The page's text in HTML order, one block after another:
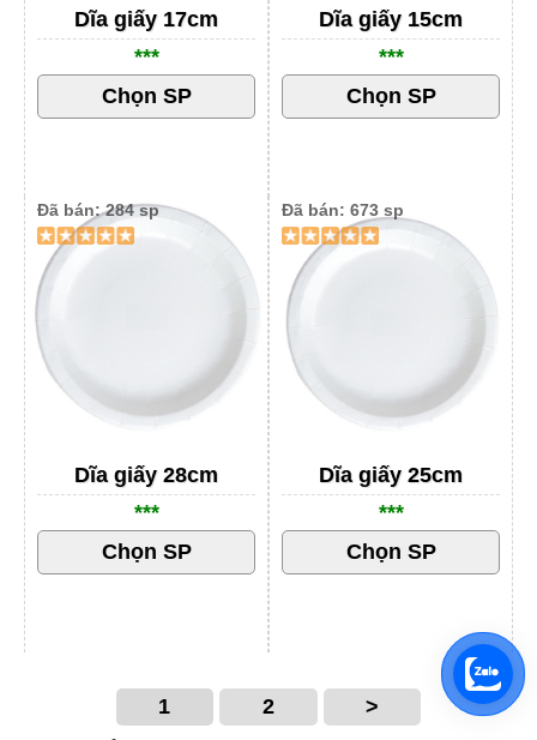
Dĩa giấy 15cm
***
Dĩa giấy 17cm
***
Dĩa giấy 25cm
***
Đã bán: 673 sp
Dĩa giấy 28cm
***
Đã bán: 284 sp
1 2
>